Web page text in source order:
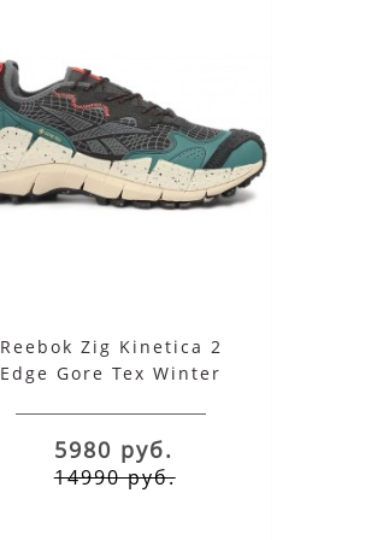
Reebok Zig Kinetica 2
Edge Gore Tex Winter
5980 руб.
14990 руб.